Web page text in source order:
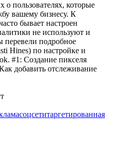
о пользователях, которые
вашему бизнесу. К
бывает настроен
не используют и
подробное
Hines) по настройке и
#1: Создание пикселя
добавить отслеживание
соцсетитаргетированная